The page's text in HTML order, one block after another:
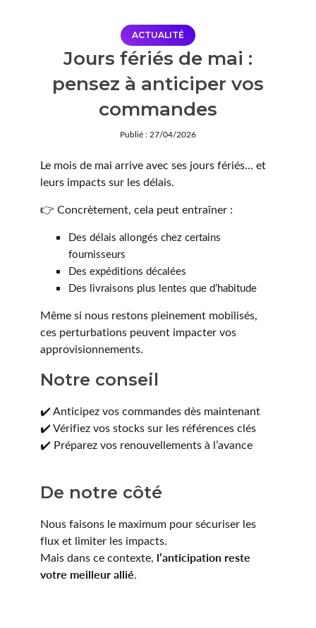
Lentilles fantaisies
Lentilles kératocônes
Lentilles freination de la myopie
Lentilles d'essai
Lentilles hebdomadaires
Lentilles bi-mensuelles
Lentilles mensuelles
Lentilles annuelles
Verres
Montures
Accessoires lunetterie
Entretien & nettoyage lunettes
Etuis
Lampe liseuse
Instruments de mesure
Outils de mesure
Pinces
Soudures
Tournevis, tourne écrou
Ecrous
Embouts
Verres progressifs solaires
Verres Rx
Verres optiques enfant
Atelier du Vieux Bourg
Bausch & Lomb
Beaumour
CHARMANT
CHARMANT Z
Clearlab
CLIC
DAC Edge
ELLE
Esprit
Fashion Lentilles
ACTUALITÉ
Jours fériés de mai :
pensez à anticiper vos
commandes
Publié : 27/04/2026
Le mois de mai arrive avec ses jours fériés… et
leurs impacts sur les délais.
👉 Concrètement, cela peut entraîner :
Des délais allongés chez certains
fournisseurs
Des expéditions décalées
Des livraisons plus lentes que d’habitude
Même si nous restons pleinement mobilisés,
ces perturbations peuvent impacter vos
approvisionnements.
Notre conseil
✔️ Anticipez vos commandes dès maintenant
✔️ Vérifiez vos stocks sur les références clés
✔️ Préparez vos renouvellements à l’avance
De notre côté
Nous faisons le maximum pour sécuriser les
flux et limiter les impacts.
Mais dans ce contexte, l’anticipation reste
votre meilleur allié.